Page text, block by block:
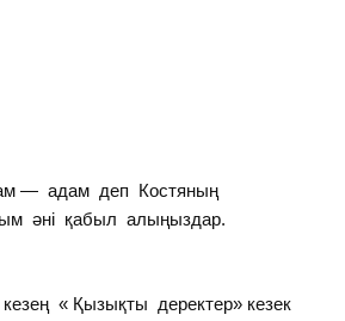
— адам деп Костяның
әні қабыл алыңыздар.
кезең « Қызықты деректер» кезек